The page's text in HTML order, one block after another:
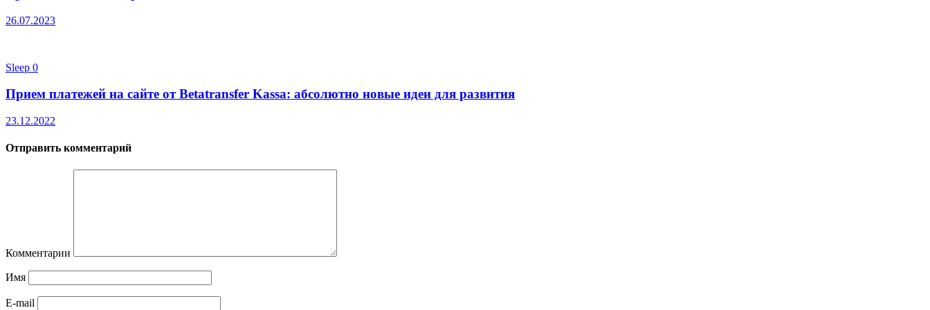
26.07.2023
Sleep 0
Прием платежей на сайте от Betatransfer Kassa: абсолютно новые идеи для развития
23.12.2022
Отправить комментарий
Комментарии
Имя
E-mail